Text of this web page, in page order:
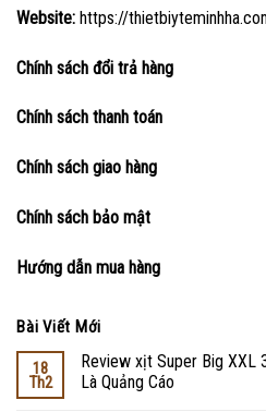
Website: https://
Chính sách đổi trả hàng
Chính sách thanh toán
Chính sách giao hàng
Chính sách bảo mật
Hướng dẫn mua hàng
Bài Viết Mới
18
Th2
Review xịt Super Big XXL
Là Quảng Cáo